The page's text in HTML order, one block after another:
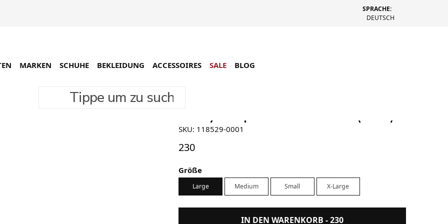
SPRACHE:
DEUTSCH
Tippe um zu suchen
MARKEN SCHUHE BEKLEIDUNG ACCESSOIRES SALE BLOG
Stüssy Sherpa Reversible Jacket (Black)
SKU: 118529-0001
230
Größe
Large Medium Small X-Large
IN DEN WARENKORB -230